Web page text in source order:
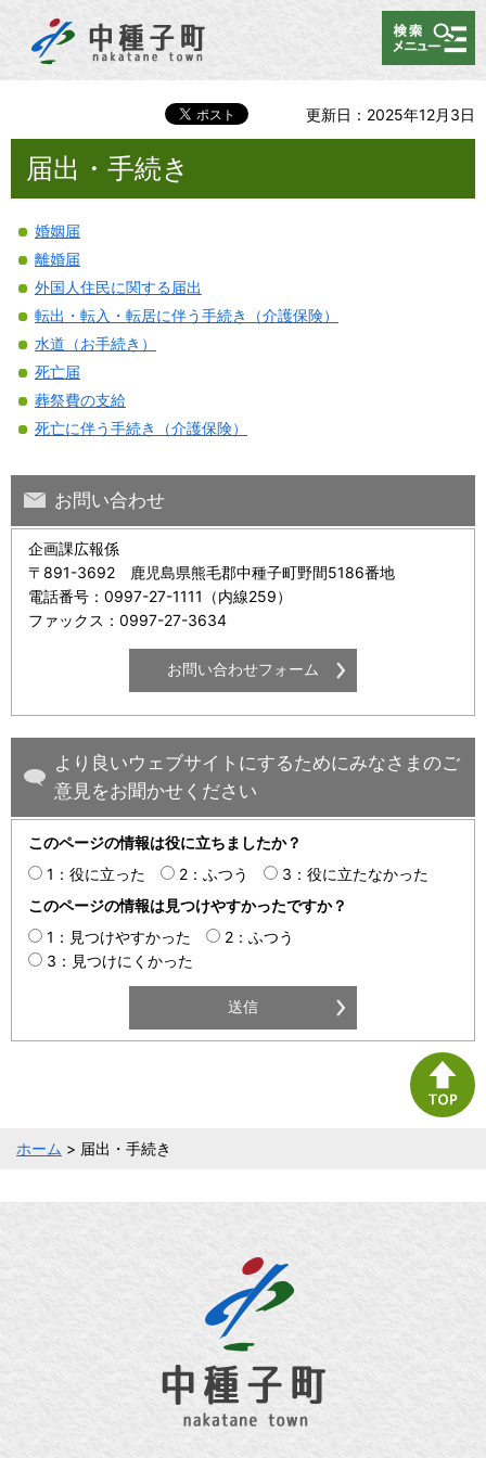
メニュー
更新日：2025年12月3日
届出・手続き
婚姻届
離婚届
外国人住民に関する届出
転出・転入・転居に伴う手続き（介護保険）
水道（お手続き）
死亡届
葬祭費の支給
死亡に伴う手続き（介護保険）
お問い合わせ
企画課広報係
〒891-3692 鹿児島県熊毛郡中種子町野間5186番地
電話番号：0997-27-1111（内線259）
ファックス：0997-27-3634
より良いウェブサイトにするためにみなさまのご
意見をお聞かせください
このページの情報は役に立ちましたか？
1：役に立った
2：ふつう
3：役に立たなかった
このページの情報は見つけやすかったですか？
1：見つけやすかった
2：ふつう
3：見つけにくかった
ホーム > 届出・手続き